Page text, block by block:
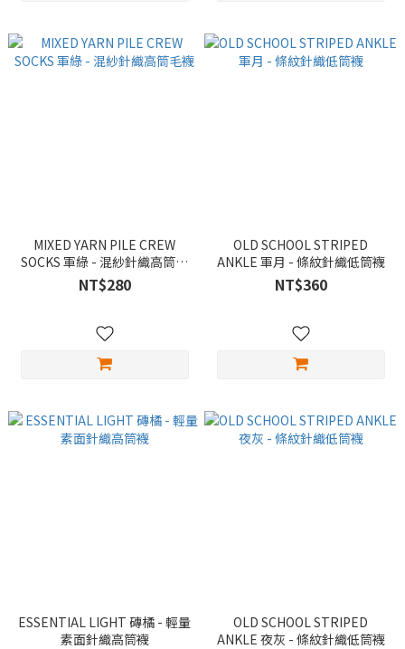
MIXED YARN PILE CREW
SOCKS 軍綠 - 混紗針織高筒毛
襪
NT$280
OLD SCHOOL STRIPED
ANKLE 軍月 - 條紋針織低筒襪
NT$360
ESSENTIAL LIGHT 磚橘 - 輕量
素面針織高筒襪
OLD SCHOOL STRIPED
ANKLE 夜灰 - 條紋針織低筒襪